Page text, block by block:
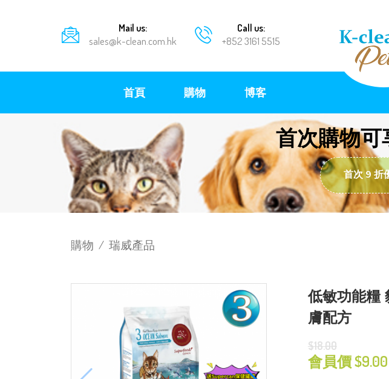
Mail us:
sales@k-clean.com.hk
Call us:
+852 3161 5515
首頁 購物 博客
首次購物
首次 9 折
購物 / 瑞威產品
低敏功能糧
膚配方
$18.00
會員價 $9.00